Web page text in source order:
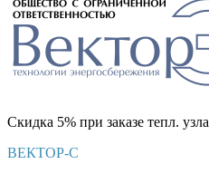
Скидка 5% при заказе тепл. узла
ВЕКТОР-С